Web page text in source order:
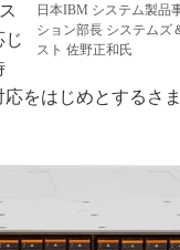
日本IBM システム製品
ション部長 システムズ
スト 佐野正和氏
じ
をはじめとするさ